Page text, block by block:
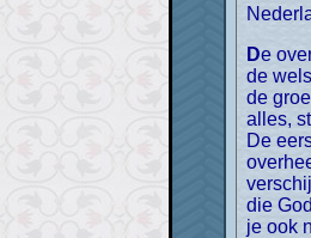
De overgang van Zuid Afrika naar Kathmandu is enorm groot. Alles is anders: de mensen, het land, de cultuur, en vooral natuurlijk
de
de
alles,
De
die
je ook